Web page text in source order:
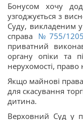
Бонусом хочу
узгоджується з
Суду, викладеним
справа №755/
приватний
органу опіки та
нерухомості,
Якщо майнові
для скасування
дитина.
Верховний Суд у